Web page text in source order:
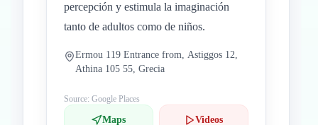
percepción y estimula la imaginación
tanto de adultos como de niños.
Ermou 119 Entrance from, Astiggos 12,
Athina 105 55, Grecia
Source: Google Places
Maps Videos